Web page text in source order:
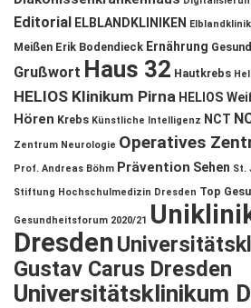
Editorial ELBLANDKLINIKEN
Meißen Erik Bodendieck Ernährung
Grußwort Haus 32 Hautkrebs
HELIOS Klinikum Pirna HELIOS
Hören Krebs Künstliche Intelligenz NCT
Zentrum Neurologie Operatives
Prof. Andreas Böhm Prävention Sehen St.
Stiftung Hochschulmedizin Dresden Top
Gesundheitsforum 2020/21
Dresden
Gustav Carus Dresden
Universitätsklinikum